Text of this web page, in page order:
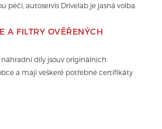
péči, autoservis Drivelab je jasná volba.
A FILTRY OVĚŘENÝCH
díly jsouv originálních
a mají veškeré potřebné certifikáty